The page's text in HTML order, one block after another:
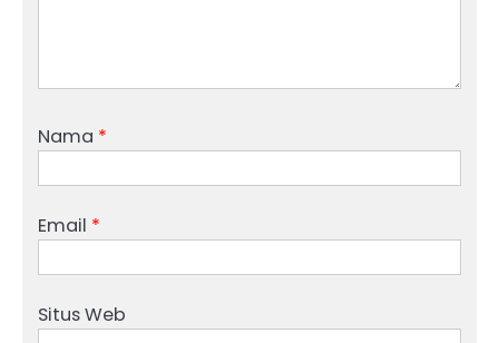
Nama *
Email *
Situs Web